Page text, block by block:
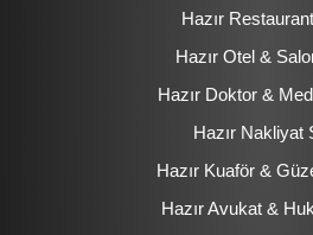
Hazır
Hazır Otel &
Hazır Doktor &
Hazır Nakliyat
Hazır Kuaför &
Hazır Avukat &